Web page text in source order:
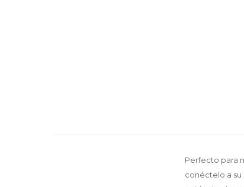
Perfecto para
conéctelo a su